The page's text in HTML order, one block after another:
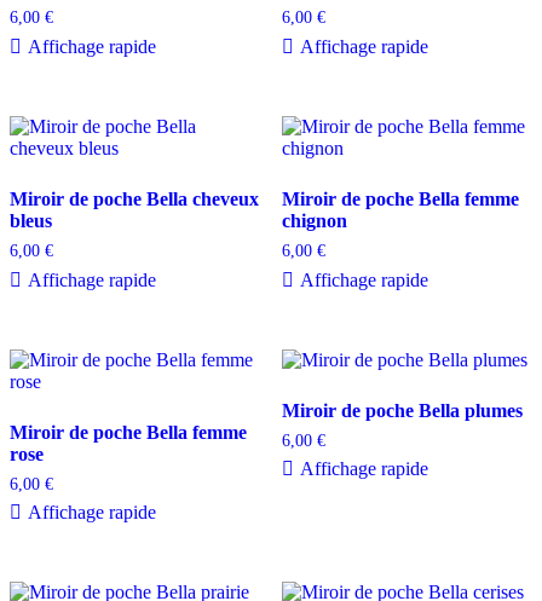
6,00 €
Affichage rapide
6,00 €
Affichage rapide
Miroir de poche Bella cheveux
bleus
6,00 €
Affichage rapide
Miroir de poche Bella femme
chignon
6,00 €
Affichage rapide
Miroir de poche Bella femme
rose
6,00 €
Affichage rapide
Miroir de poche Bella plumes
6,00 €
Affichage rapide